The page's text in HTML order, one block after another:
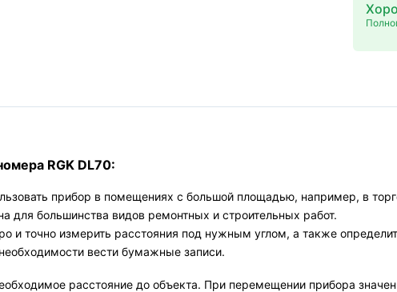
RGK DL70:
прибор в помещениях с большой площадью, например, в
для большинства видов ремонтных и строительных работ.
и точно измерить расстояния под нужным углом, а также
вести бумажные записи.
расстояние до объекта. При перемещении прибора